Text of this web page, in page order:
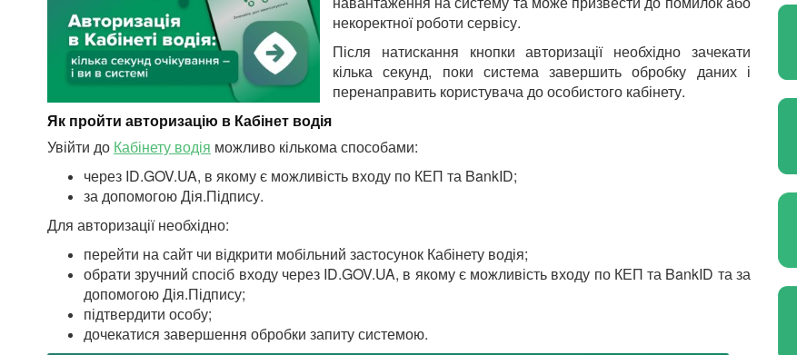
некоректної роботи сервісу.
Після натискання кнопки авторизації необхідно зачекати
кілька секунд, поки система завершить обробку даних і
перенаправить користувача до особистого кабінету.
Як пройти авторизацію в Кабінет водія
Увійти до Кабінету водія можливо кількома способами:
через ID.GOV.UA, в якому є можливість входу по КЕП та BankID;
за допомогою Дія.Підпису.
Для авторизації необхідно:
перейти на сайт чи відкрити мобільний застосунок Кабінету водія;
обрати зручний спосіб входу через ID.GOV.UA, в якому є можливість входу по КЕП та BankID та за
допомогою Дія.Підпису;
підтвердити особу;
дочекатися завершення обробки запиту системою.